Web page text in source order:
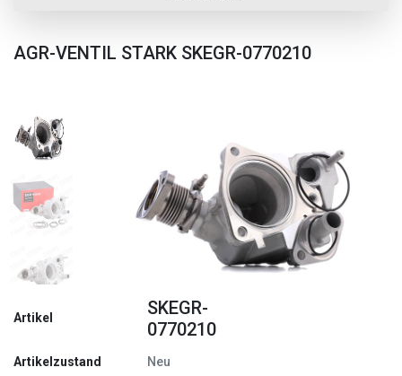
AGR-VENTIL STARK SKEGR-0770210
Zurück
Artikel
SKEGR-
0770210
Artikelzustand Neu